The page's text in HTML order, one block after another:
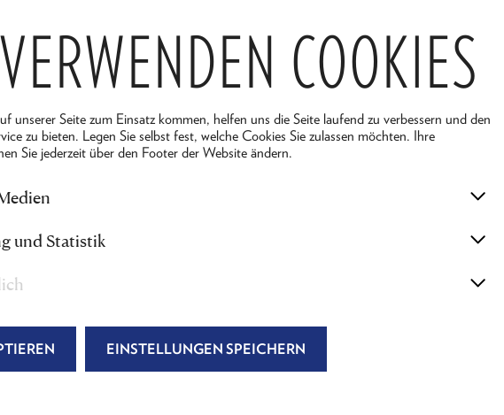
COOKIES
unserer Seite zum Einsatz kommen, helfen uns die Seite laufend zu verbessern und den
zu bieten. Legen Sie selbst fest, welche Cookies Sie zulassen möchten. Ihre
Sie jederzeit über den Footer der Website ändern.
und Statistik
EINSTELLUNGEN SPEICHERN
© Katrin Nusterer © Katrin Nusterer